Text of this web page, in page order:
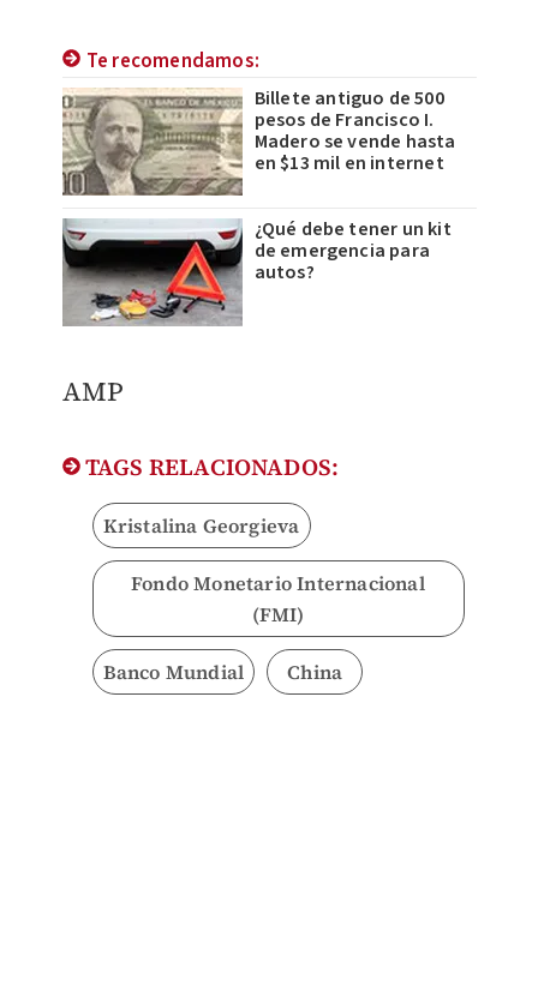
Te recomendamos:
Billete antiguo de 500
pesos de Francisco I.
Madero se vende hasta
en $13 mil en internet
¿Qué debe tener un kit
de emergencia para
autos?
AMP
TAGS RELACIONADOS:
Kristalina Georgieva
Fondo Monetario Internacional
(FMI)
Banco Mundial China